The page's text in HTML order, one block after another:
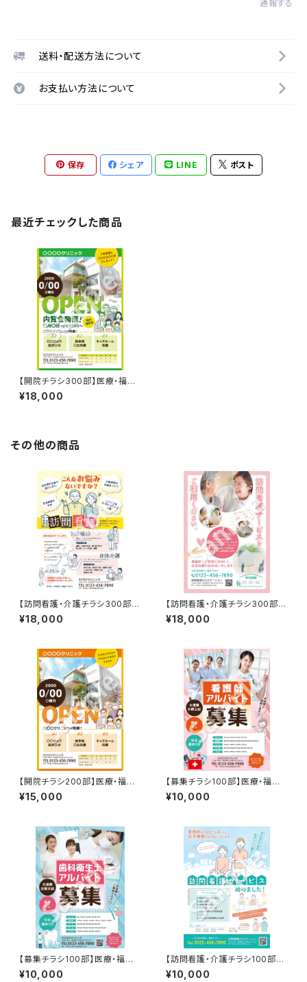
通報する
送料・配送方法について
お支払い方法について
保存 シェア LINE ポスト
最近チェックした商品
【開院チラシ300部】医療・福祉
など
¥18,000
その他の商品
【訪問看護・介護チラシ300部】
医療・福祉など
¥18,000
【訪問看護・介護チラシ300部】
医療・福祉など
¥18,000
【開院チラシ200部】医療・福祉
など
¥15,000
【募集チラシ100部】医療・福祉
など（QRコードなし）
¥10,000
【募集チラシ100部】医療・福祉
など
¥10,000
【訪問看護・介護チラシ100部】
医療・福祉など
¥10,000